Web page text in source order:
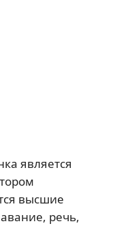
является
высшие
речь,